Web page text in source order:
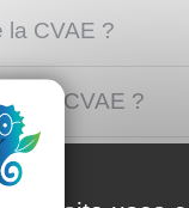
la CVAE ?
la CVAE ?